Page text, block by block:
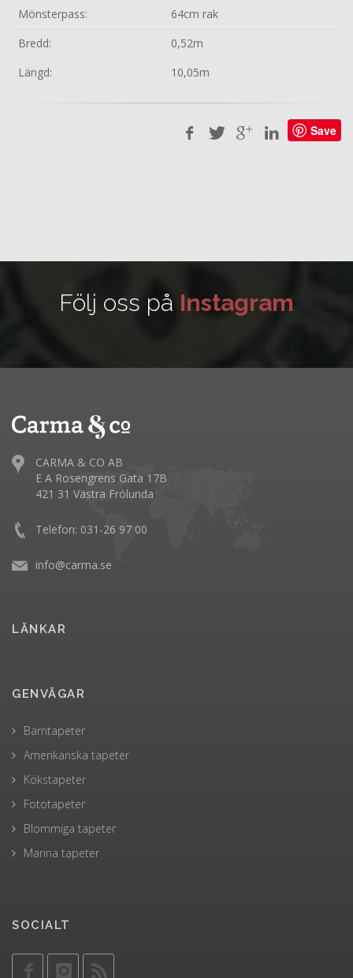
Mönsterpass:
64cm rak
Bredd:
0,52m
Längd:
10,05m
Save
Följ oss på Instagram
CARMA & CO AB
E A Rosengrens Gata 17B
421 31 Västra Frölunda
Telefon: 031-26 97 00
info@carma.se
LÄNKAR
GENVÄGAR
Barntapeter
Amerikanska tapeter
Kökstapeter
Fototapeter
Blommiga tapeter
Marina tapeter
SOCIALT